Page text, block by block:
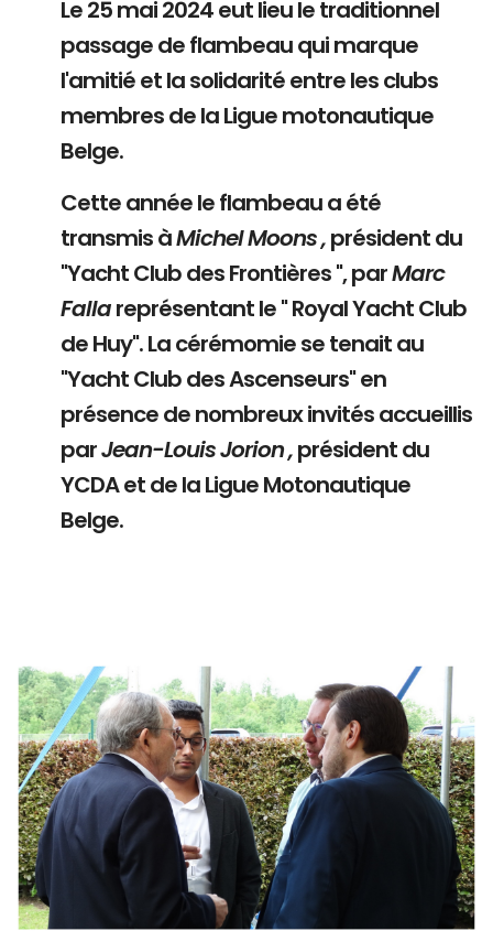
Le 25 mai 2024 eut lieu le traditionnel
passage de flambeau qui marque
l'amitié et la solidarité entre les clubs
membres de la Ligue motonautique
Belge.
Cette année le flambeau a été
transmis àMichel Moons ,président du
"Yacht Club des Frontières ", parMarc
Fallareprésentant le " Royal Yacht Club
de Huy". La cérémomie se tenait au
"Yacht Club des Ascenseurs" en
présence de nombreux invités accueillis
parJean-Louis Jorion ,président du
YCDA et de la Ligue Motonautique
Belge.
Branding
ARMCHAIR